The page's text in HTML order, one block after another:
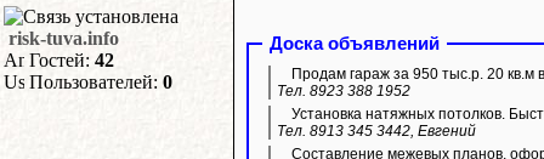
risk-tuva.info
Гостей: 42
Пользователей: 0
Доска объявлений
Продам гараж за 950 тыс.р. 20 кв.м
Тел. 8923 388 1952
Установка натяжных потолков.
Тел. 8913 345 3442, Евгений
Составление межевых планов,